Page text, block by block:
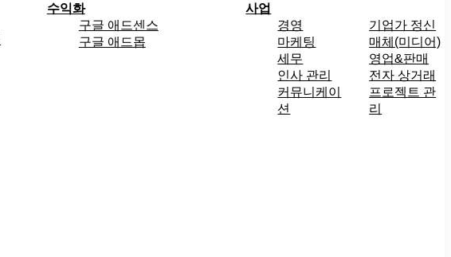
수익화
구글 애드센스
구글 애드몹
사업
경영
기업가 정신
마케팅
매체(미디어)
세무
영업&판매
인사 관리
전자 상거래
커뮤니케이
션
프로젝트 관
리